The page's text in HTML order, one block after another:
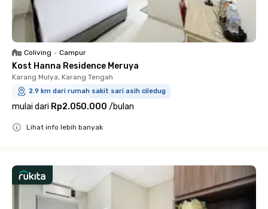
Coliving • Campur
Kost Hanna Residence Meruya
Karang Mulya, Karang Tengah
2.9 km dari rumah sakit sari asih ciledug
mulai dari Rp2.050.000 /bulan
Lihat info lebih banyak